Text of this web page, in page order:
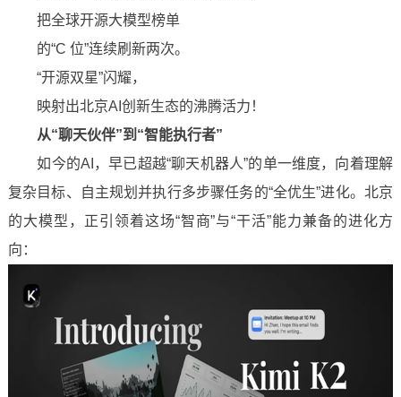
把全球开源大模型榜单
的“C 位”连续刷新两次。
“开源双星”闪耀，
映射出北京AI创新生态的沸腾活力！
从“聊天伙伴”到“智能执行者”
如今的AI，早已超越“聊天机器人”的单一维度，向着理解
复杂目标、自主规划并执行多步骤任务的“全优生”进化。北京
的大模型，正引领着这场“智商”与“干活”能力兼备的进化方
向：